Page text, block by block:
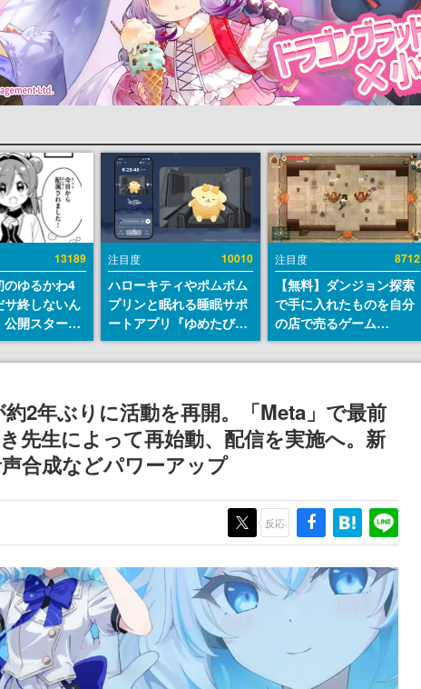
13189
のゆるかわ4
サ終しないん
公開スター
は新入社員の
、ゲーム会社
を描く
注目度 10010
ハローキティやポムポム
プリンと眠れる睡眠サポ
ートアプリ『ゆめたび』
が配信中。キャラごとの
ASMRや目覚ましアラー
注目度 8712
【無料】ダンジョン探索
で手に入れたものを自分
の店で売るゲーム
『Moonlighter』が
Steamにて無料配布中！
の9月2日正式リリースを
記念したキャンペーン
2年ぶりに活動を再開。「Meta」で最前
先生によって再始動、配信を実施へ。新
合成などパワーアップ
反応